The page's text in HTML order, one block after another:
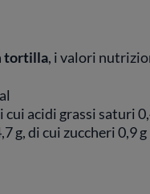
tortilla, i valori
cui acidi grassi saturi
g, di cui zuccheri 0,9 g